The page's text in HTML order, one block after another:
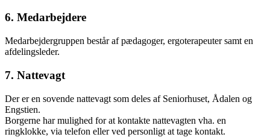
6. Medarbejdere
Medarbejdergruppen består af pædagoger, ergoterapeuter samt en
afdelingsleder.
7. Nattevagt
Der er en sovende nattevagt som deles af Seniorhuset, Ådalen og
Engstien.
Borgerne har mulighed for at kontakte nattevagten vha. en
ringklokke, via telefon eller ved personligt at tage kontakt.